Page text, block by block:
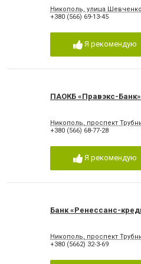
Никополь, улица
+380 (566) 69-13-45
Я рекомендую
ПАОКБ «Правэкс-
Никополь, проспект
+380 (566) 68-77-28
Я рекомендую
Банк «Ренессанс-
Никополь, проспект
+380 (5662) 32-3-69